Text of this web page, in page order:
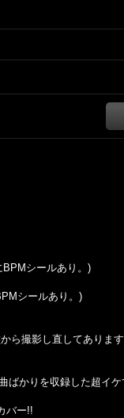
BPMシールあり。)
シールあり。)
ら撮影し直してありま
ばかりを収録した超イ
バー!!